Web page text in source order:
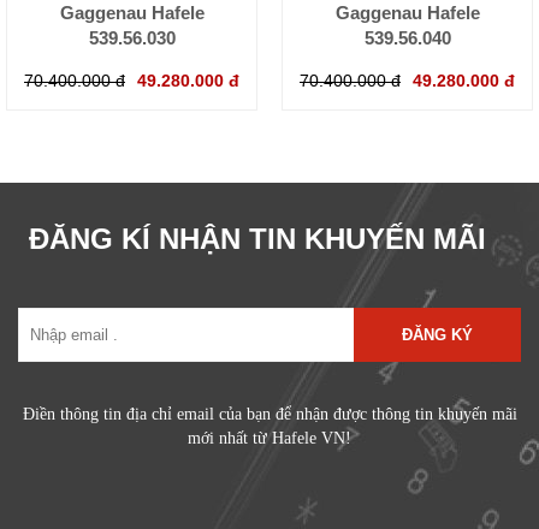
Gaggenau Hafele
539.56.030
70.400.000 đ 49.280.000 đ
Gaggenau Hafele
539.56.040
70.400.000 đ 49.280.000 đ
ĐĂNG KÍ NHẬN TIN KHUYẾN MÃI
ĐĂNG KÝ
Điền thông tin địa chỉ email của bạn để nhận được thông tin khuyến mãi
mới nhất từ Hafele VN!